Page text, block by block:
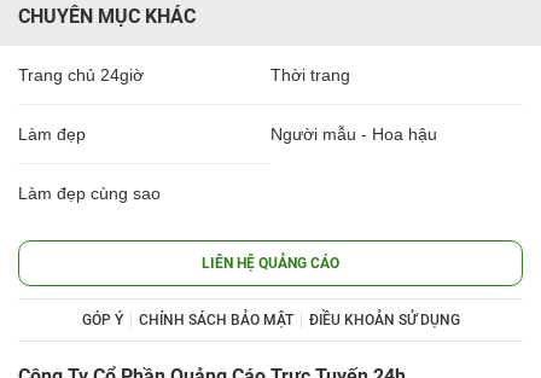
CHUYÊN MỤC KHÁC
Trang chủ 24giờ Thời trang
Làm đẹp Người mẫu - Hoa hậu
Làm đẹp cùng sao
LIÊN HỆ QUẢNG CÁO
GÓP Ý CHÍNH SÁCH BẢO MẬT ĐIỀU KHOẢN SỬ DỤNG